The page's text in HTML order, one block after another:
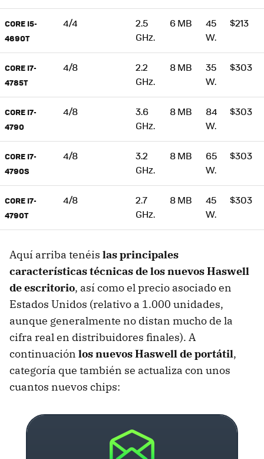
CORE I5-
4690T
4/4
2.5
GHz.
6 MB
45
W.
$213
CORE I7-
4785T
4/8
2.2
GHz.
8 MB
35
W.
$303
CORE I7-
4790
4/8
3.6
GHz.
8 MB
84
W.
$303
CORE I7-
4790S
4/8
3.2
GHz.
8 MB
65
W.
$303
CORE I7-
4790T
4/8
2.7
GHz.
8 MB
45
W.
$303
Aquí arriba tenéis las principales
características técnicas de los nuevos Haswell
de escritorio, así como el precio asociado en
Estados Unidos (relativo a 1.000 unidades,
aunque generalmente no distan mucho de la
cifra real en distribuidores finales). A
continuación los nuevos Haswell de portátil,
categoría que también se actualiza con unos
cuantos nuevos chips: